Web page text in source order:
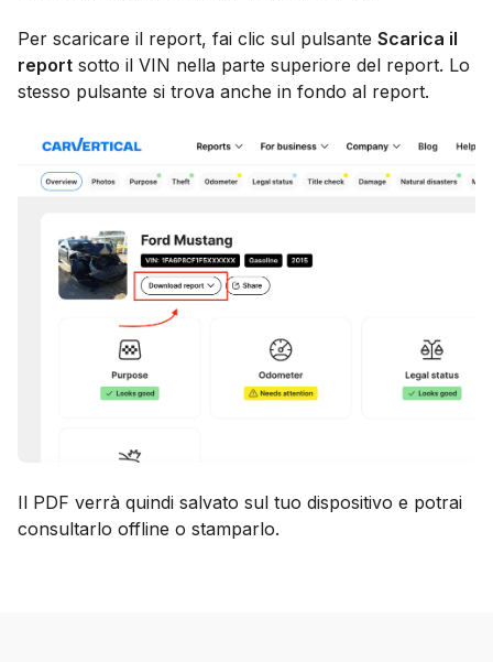
Per scaricare il report, fai clic sul pulsante Scarica il
report sotto il VIN nella parte superiore del report. Lo
stesso pulsante si trova anche in fondo al report.
Il PDF verrà quindi salvato sul tuo dispositivo e potrai
consultarlo offline o stamparlo.